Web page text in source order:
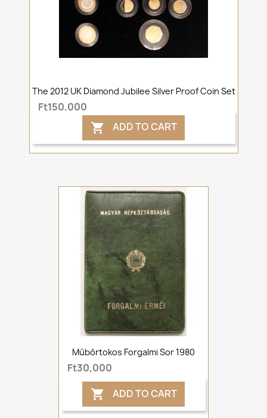
The 2012 UK Diamond Jubilee Silver Proof Coin Set
Ft150,000
 ADD TO CART
Műbőrtokos Forgalmi Sor 1980
Ft30,000
 ADD TO CART